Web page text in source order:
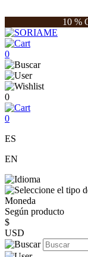
10 %
0
0
0
ES
EN
Moneda
Según producto
$
USD